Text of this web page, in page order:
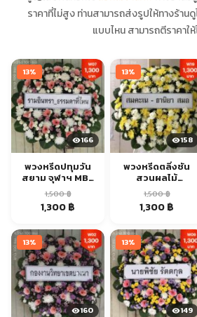
ราคาที่ไม่สูง ท่านสามารถส่งรูปให้ทางร้าน
แบบไหน สามารถตีราคาใ
13%
166
พวงหรีดปทุมวัน
สยาม จุฬาฯ MBK
ส่งด่วน
1,500฿
Original
was:
1,500 ฿.
1,300฿
is:
1,300 ฿.
13%
158
พวงหรีดตลิ่งชัน
สวนผลไม้
ราชพฤกษ์ ส่งด่วน
1,500฿
Original
was:
1,500 ฿.
1,300฿
is:
1,300
13%
160
13%
149